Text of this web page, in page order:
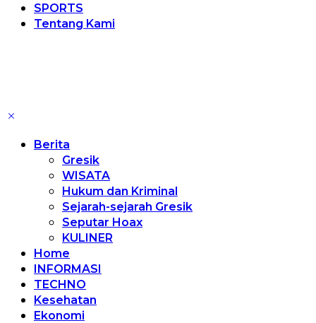
SPORTS
Tentang Kami
Berita
Gresik
WISATA
Hukum dan Kriminal
Sejarah-sejarah Gresik
Seputar Hoax
KULINER
Home
INFORMASI
TECHNO
Kesehatan
Ekonomi